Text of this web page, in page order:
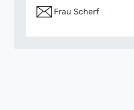
Frau Scherf